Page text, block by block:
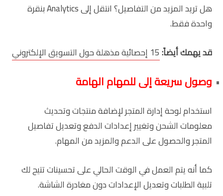
هل تريد المزيد من التفاصيل؟ انتقل إلى Analytics بنقرة
واحدة فقط.
قد يهمك أيضاً:15 إحصائية مذهلة حول التسويق الإلكتروني
وصول سريعة إلى للمهام الهامة
استخدام لوحة إدارة المتجر لإضافة منتجات وتحديث
معلومات الشحن وتغيير إعدادات الدفع وتعديل تفاصيل
المتجر والحصول على الدعم والمزيد من المهام.
كما أنه يتم العمل في الوقت الحالي على تحسينات تتيح لك
تلبية الطلبات وتعديل الإعدادات دون مغادرة الشاشة.